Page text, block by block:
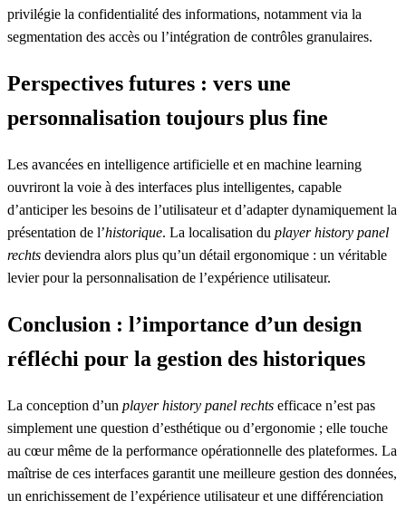
privilégie la confidentialité des informations, notamment via la
segmentation des accès ou l’intégration de contrôles granulaires.
Perspectives futures : vers une
personnalisation toujours plus fine
Les avancées en intelligence artificielle et en machine learning
ouvriront la voie à des interfaces plus intelligentes, capable
d’anticiper les besoins de l’utilisateur et d’adapter dynamiquement la
présentation de l’historique. La localisation du player history panel
rechts deviendra alors plus qu’un détail ergonomique : un véritable
levier pour la personnalisation de l’expérience utilisateur.
Conclusion : l’importance d’un design
réfléchi pour la gestion des historiques
La conception d’un player history panel rechts efficace n’est pas
simplement une question d’esthétique ou d’ergonomie ; elle touche
au cœur même de la performance opérationnelle des plateformes. La
maîtrise de ces interfaces garantit une meilleure gestion des données,
un enrichissement de l’expérience utilisateur et une différenciation